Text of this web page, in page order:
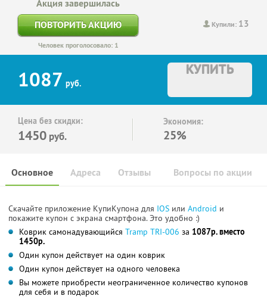
Купили: 13
Акция завершилась
ПОВТОРИТЬ АКЦИЮ
Человек проголосовало: 1
1087 руб.
КУПИТЬ
Цена без скидки:
1450 руб.
Экономия:
25%
Основное Отзывы Вопросы по акции
Адреса
Скачайте приложение КупиКупона для IOS или Android и
покажите купон с экрана смартфона. Это удобно :)
Коврик самонадувающийся Tramp TRI-006 за 1087р. вместо
1450р.
Один купон действует на один коврик
Один купон действует на одного человека
Вы можете приобрести неограниченное количество купонов
для себя и в подарок